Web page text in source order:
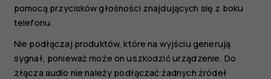
pomocą przycisków głośności znajdujących się z boku
telefonu.
Nie podłączaj produktów, które na wyjściu generują
sygnał, ponieważ może on uszkodzić urządzenie. Do
złącza audio nie należy podłączać żadnych źródeł